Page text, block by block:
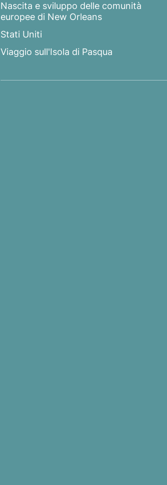
Nascita e sviluppo delle comunità
europee di New Orleans
Stati Uniti
Viaggio sull'Isola di Pasqua